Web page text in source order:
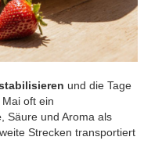
und die Tage
oft ein
, Säure und Aroma als
Strecken transportiert